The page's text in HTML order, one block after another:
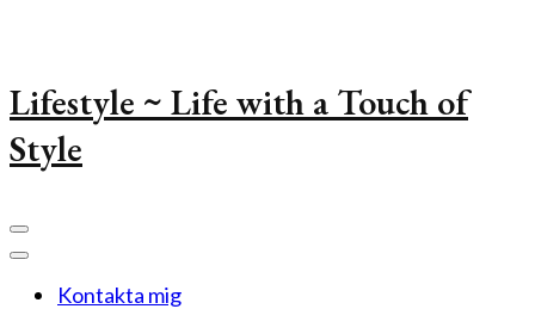
Lifestyle ~ Life with a Touch of
Style
Kontakta mig